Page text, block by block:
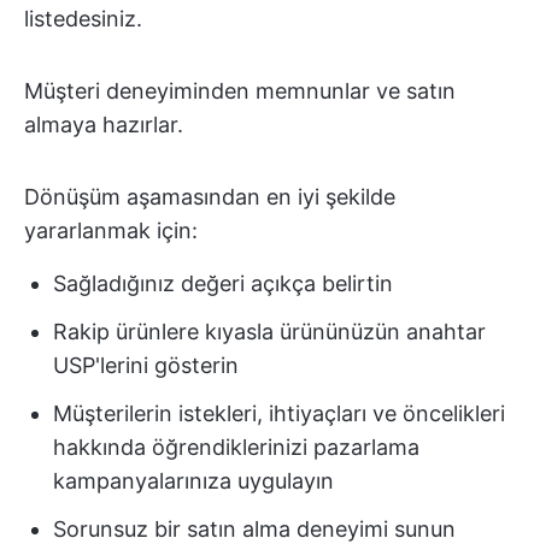
listedesiniz.
Müşteri deneyiminden memnunlar ve satın
almaya hazırlar.
Dönüşüm aşamasından en iyi şekilde
yararlanmak için:
Sağladığınız değeri açıkça belirtin
Rakip ürünlere kıyasla ürününüzün anahtar
USP'lerini gösterin
Müşterilerin istekleri, ihtiyaçları ve öncelikleri
hakkında öğrendiklerinizi pazarlama
kampanyalarınıza uygulayın
Sorunsuz bir satın alma deneyimi sunun